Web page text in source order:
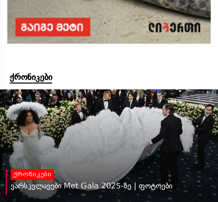
ქრონიკები
ქრონიკები
ვარსკვლავები Met Gala 2025-ზე | ფოტოები